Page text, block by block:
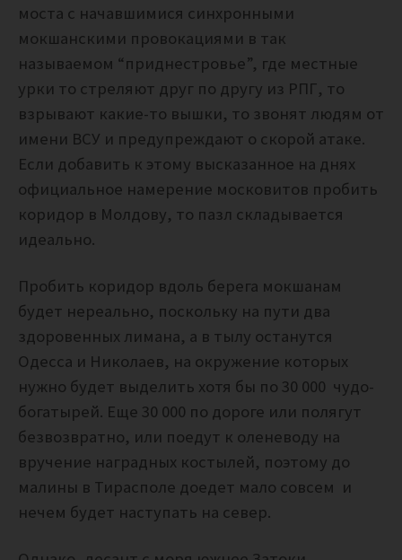
моста с начавшимися синхронными
мокшанскими провокациями в так
называемом “приднестровье”, где местные
урки то стреляют друг по другу из РПГ, то
взрывают какие-то вышки, то звонят людям от
имени ВСУ и предупреждают о скорой атаке.
Если добавить к этому высказанное на днях
официальное намерение московитов пробить
коридор в Молдову, то пазл складывается
идеально.
Пробить коридор вдоль берега мокшанам
будет нереально, поскольку на пути два
здоровенных лимана, а в тылу останутся
Одесса и Николаев, на окружение которых
нужно будет выделить хотя бы по 30 000 чудо-
богатырей. Еще 30 000 по дороге или полягут
безвозвратно, или поедут к оленеводу на
вручение наградных костылей, поэтому до
малины в Тирасполе доедет мало совсем и
нечем будет наступать на север.